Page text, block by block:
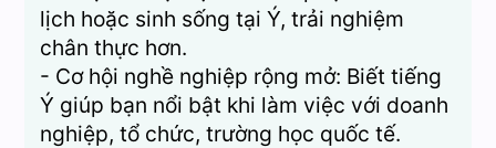
lịch hoặc sinh sống tại Ý, trải nghiệm
chân thực hơn.
- Cơ hội nghề nghiệp rộng mở: Biết tiếng
Ý giúp bạn nổi bật khi làm việc với doanh
nghiệp, tổ chức, trường học quốc tế.